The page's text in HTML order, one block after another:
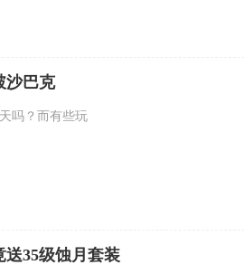
沙巴克
吗？而有些玩
35级蚀月套装